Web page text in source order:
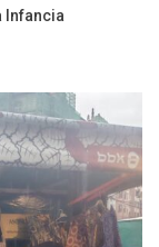
Infancia